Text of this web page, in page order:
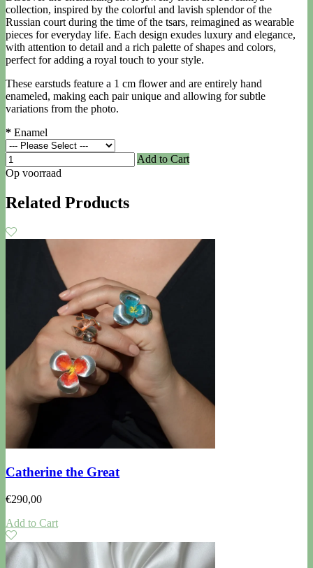
collection, inspired by the colorful and lavish splendor of the
Russian court during the time of the tsars, reimagined as wearable
pieces for everyday life. Each design exudes luxury and elegance,
with attention to detail and a rich palette of shapes and colors,
perfect for adding a royal touch to your style.
These earstuds feature a 1 cm flower and are entirely hand
enameled, making each pair unique and allowing for subtle
variations from the photo.
* Enamel
Add to Cart
Op voorraad
Related Products
Catherine the Great
€290,00
Add to Cart